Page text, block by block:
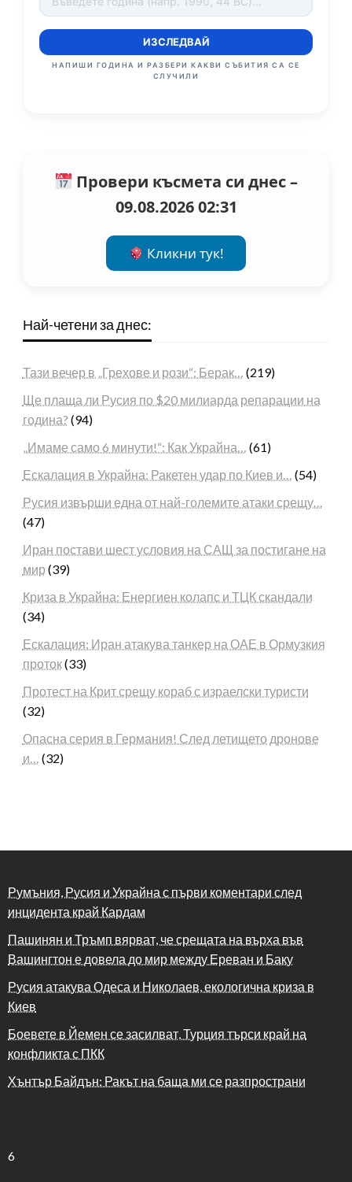
ИЗСЛЕДВАЙ
НАПИШИ ГОДИНА И РАЗБЕРИ КАКВИ СЪБИТИЯ СА СЕ
СЛУЧИЛИ
Провери късмета си днес –
09.08.2026 02:31
Кликни тук!
Най-четени за днес:
Тази вечер в „Грехове и рози“: Берак… (219)
Ще плаща ли Русия по $20 милиарда репарации на
година? (94)
„Имаме само 6 минути!“: Как Украйна… (61)
Ескалация в Украйна: Ракетен удар по Киев и… (54)
Русия извърши една от най-големите атаки срещу…
(47)
Иран постави шест условия на САЩ за постигане на
мир (39)
Криза в Украйна: Енергиен колапс и ТЦК скандали
(34)
Ескалация: Иран атакува танкер на ОАЕ в Ормузкия
проток(33)
Протест на Крит срещу кораб с израелски туристи
(32)
Опасна серия в Германия! След летището дронове
и… (32)
Румъния, Русия и Украйна с първи коментари след
инцидента край Кардам
Пашинян и Тръмп вярват, че срещата на върха във
Вашингтон е довела до мир между Ереван и Баку
Русия атакува Одеса и Николаев, екологична криза в
Киев
Боевете в Йемен се засилват, Турция търси край на
конфликта с ПКК
Хънтър Байдън: Ракът на баща ми се разпространи
6